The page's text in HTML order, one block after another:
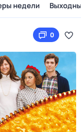
недели
0